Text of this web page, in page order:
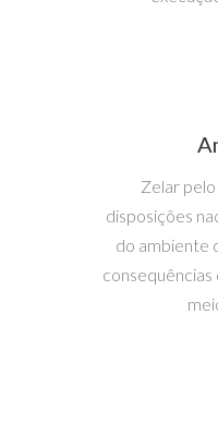
Zelar
disposições
do ambiente